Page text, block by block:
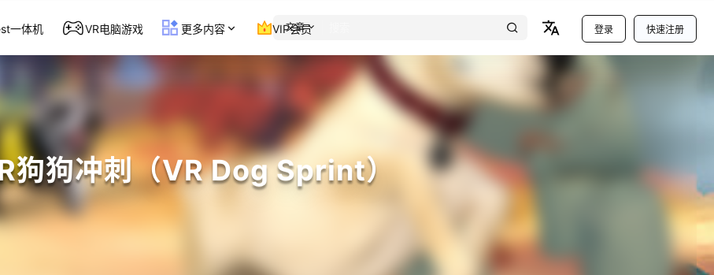
文章 登录 快速注册
一体机 VR电脑游戏 更多内容 VIP会员
狗狗冲刺（VR Dog Sprint）